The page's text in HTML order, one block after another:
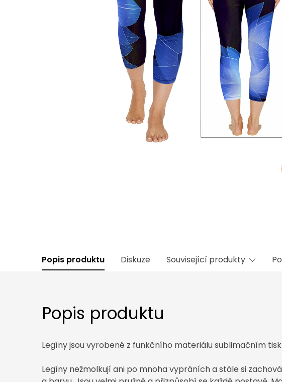
Popis produktu Diskuze Související produkty
Popis produktu
Legíny jsou vyrobené z funkčního materiálu sublimačním
Legíny nežmolkují ani po mnoha vypráních a stále si